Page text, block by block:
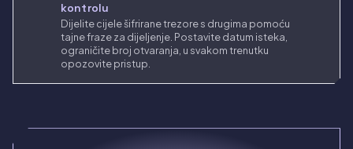
kontrolu
Dijelite cijele šifrirane trezore s drugima pomoću
tajne fraze za dijeljenje. Postavite datum isteka,
ograničite broj otvaranja, u svakom trenutku
opozovite pristup.